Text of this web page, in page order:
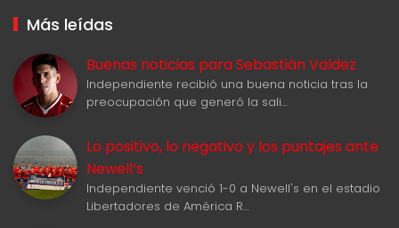
Más leídas
Buenas noticias para Sebastián Valdez
Independiente recibió una buena noticia tras la
preocupación que generó la sali…
Lo positivo, lo negativo y los puntajes ante
Newell‘s
Independiente venció 1-0 a Newell's en el estadio
Libertadores de América R…